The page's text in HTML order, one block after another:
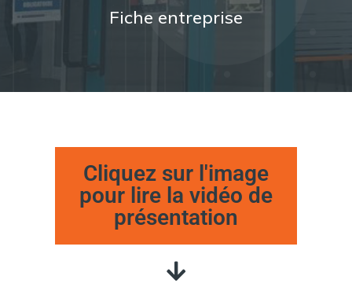
Fiche entreprise
Cliquez sur l'image
pour lire la vidéo de
présentation